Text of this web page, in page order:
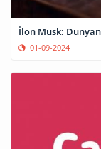
İlon Musk:
01-09-2024